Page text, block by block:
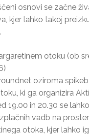
osnovi se začne
kjer lahko takoj
otoku (ob
oziroma
ki ga organizira
19.00 in 20.30 se
vadb na
otoka, kjer lahko